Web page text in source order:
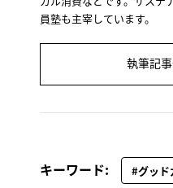
員塾も主宰しています。
執筆記
キーワード: #グッド